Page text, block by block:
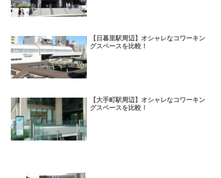
【日暮里駅周辺】オシャレなコワーキン
グスペースを比較！
【大手町駅周辺】オシャレなコワーキン
グスペースを比較！